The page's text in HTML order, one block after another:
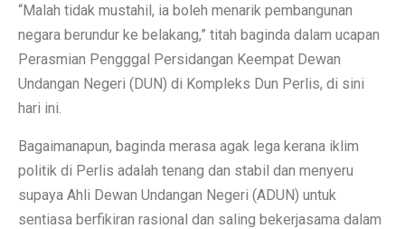
“Malah tidak mustahil, ia boleh menarik pembangunan
negara berundur ke belakang,” titah baginda dalam ucapan
Perasmian Pengggal Persidangan Keempat Dewan
Undangan Negeri (DUN) di Kompleks Dun Perlis, di sini
hari ini.
Bagaimanapun, baginda merasa agak lega kerana iklim
politik di Perlis adalah tenang dan stabil dan menyeru
supaya Ahli Dewan Undangan Negeri (ADUN) untuk
sentiasa berfikiran rasional dan saling bekerjasama dalam